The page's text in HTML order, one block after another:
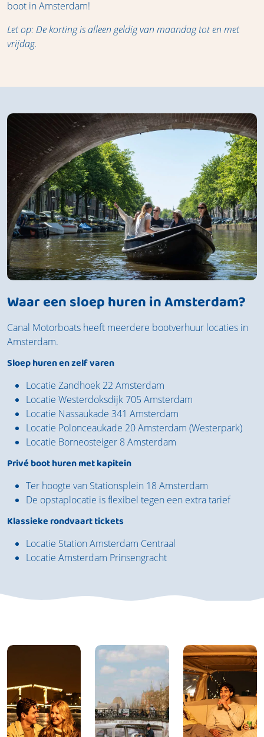
boot in Amsterdam!
Let op: De korting is alleen geldig van maandag tot en met
vrijdag.
Waar een sloep huren in Amsterdam?
Canal Motorboats heeft meerdere bootverhuur locaties in
Amsterdam.
Sloep huren en zelf varen
Locatie Zandhoek 22 Amsterdam
Locatie Westerdoksdijk 705 Amsterdam
Locatie Nassaukade 341 Amsterdam
Locatie Polonceaukade 20 Amsterdam (Westerpark)
Locatie Borneosteiger 8 Amsterdam
Privé boot huren met kapitein
Ter hoogte van Stationsplein 18 Amsterdam
De opstaplocatie is flexibel tegen een extra tarief
Klassieke rondvaart tickets
Locatie Station Amsterdam Centraal
Locatie Amsterdam Prinsengracht